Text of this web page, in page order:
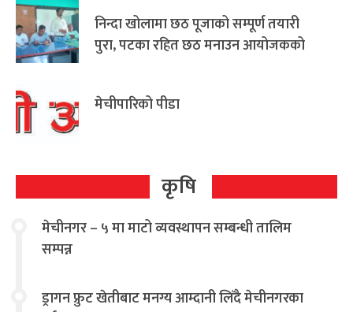
निन्दा खोलामा छठ पूजाको सम्पूर्ण तयारी
पुरा, पटका रहित छठ मनाउन आयोजकको
मेचीपारिको पीडा
कृषि
मेचीनगर – ५ मा माटो व्यवस्थापन सम्बन्धी तालिम
सम्पन्न
ड्रागन फ्रुट खेतीबाट मनग्य आम्दानी लिँदै मेचीनगरका